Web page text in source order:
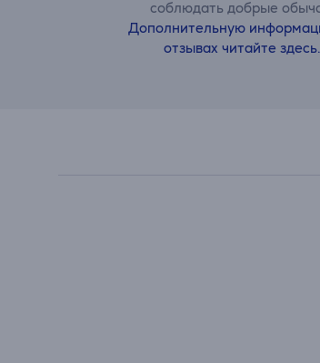
соблюдать добрые
Дополнительную
отзывах читайте здесь.